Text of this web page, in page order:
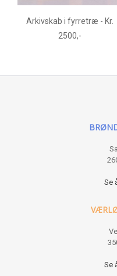
Arkivskab i fyrretræ - Kr.
2500,-
Se
Se